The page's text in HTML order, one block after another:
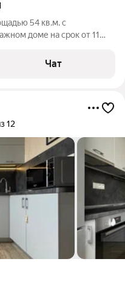
54 кв.м. с
доме на срок от 11
Чат
12